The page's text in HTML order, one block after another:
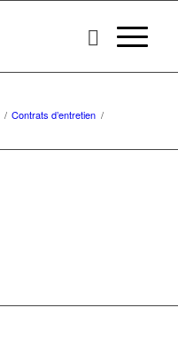
/ Contrats d’entretien /